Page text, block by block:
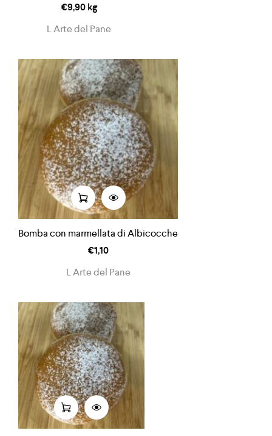
€9,90kg
L Arte del Pane
Bomba con marmellata di Albicocche
€1,10
L Arte del Pane